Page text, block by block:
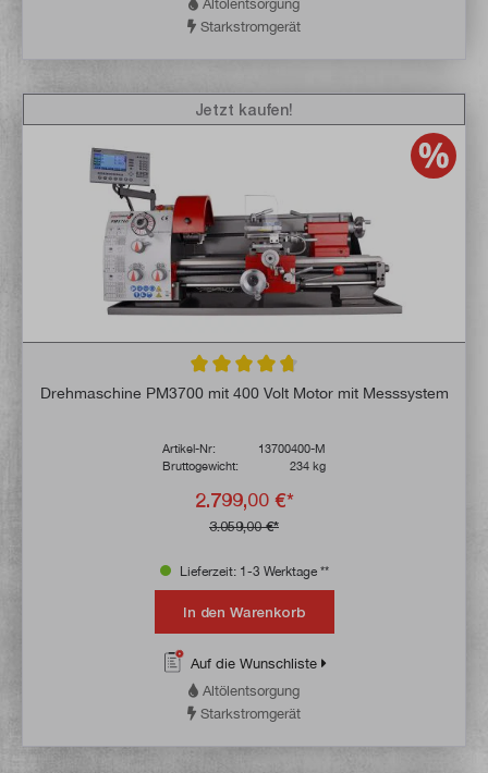
Altölentsorgung
Starkstromgerät
Durchschnittliche Bewertung von 4.6 von
Drehmaschine PM3700 mit 400 Volt Motor mit Messsystem
Artikel-Nr:
13700400-M
Bruttogewicht:
234 kg
2.799,00 €*
3.059,00 €*
Jetzt kaufen!
Lieferzeit: 1-3 Werktage **
In den Warenkorb
Auf die Wunschliste
Altölentsorgung
Starkstromgerät